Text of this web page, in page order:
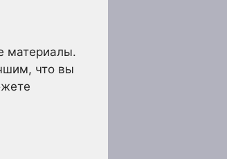
материалы.
что вы